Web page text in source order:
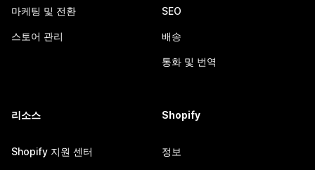
마케팅 및 전환
스토어 관리
SEO
배송
통화 및 번역
리소스
Shopify 지원 센터
Shopify
정보